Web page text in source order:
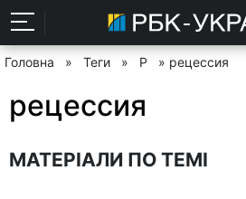
Головна » Теги » Р » рецессия
рецессия
МАТЕРІАЛИ ПО ТЕМІ